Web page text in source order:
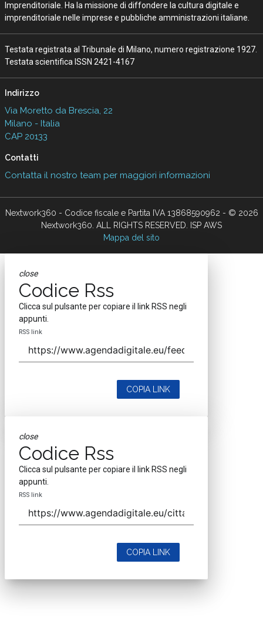
Imprenditoriale. Ha la missione di diffondere la cultura digitale e
imprenditoriale nelle imprese e pubbliche amministrazioni italiane.
Testata registrata al Tribunale di Milano, numero registrazione 1927.
Testata scientifica ISSN 2421-4167
Indirizzo
Via Moretto da Brescia, 22
Milano - Italia
CAP 20133
Contatti
Contatta il nostro team per maggiori informazioni
Nextwork360 - Codice fiscale e Partita IVA 13868590962 - © 2026
Nextwork360. ALL RIGHTS RESERVED. ISP AWS
Mappa del sito
close
Codice Rss
Clicca sul pulsante per copiare il link RSS negli
appunti.
RSS link
COPIA LINK
close
Codice Rss
Clicca sul pulsante per copiare il link RSS negli
appunti.
RSS link
COPIA LINK